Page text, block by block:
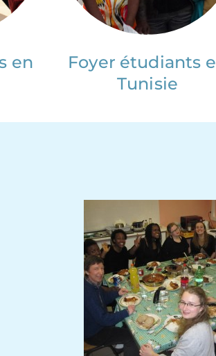
en
Foyer étudiants
Tunisie